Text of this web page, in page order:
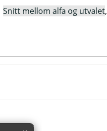
Snitt mellom alfa og utvalet,